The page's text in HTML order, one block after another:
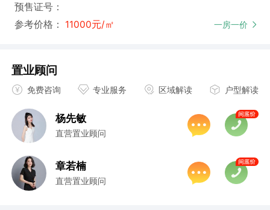
预售证号：
参考价格： 11000元/㎡ 一房一价
置业顾问
免费咨询 专业服务 区域解读 户型解读
杨先敏
直营置业顾问
章若楠
直营置业顾问